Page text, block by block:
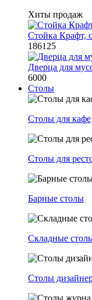
Хиты продаж
Стойка Крафт,
186125
Дверца для
6000
Столы
Столы для кафе
Столы для
Барные столы
Складные
Столы